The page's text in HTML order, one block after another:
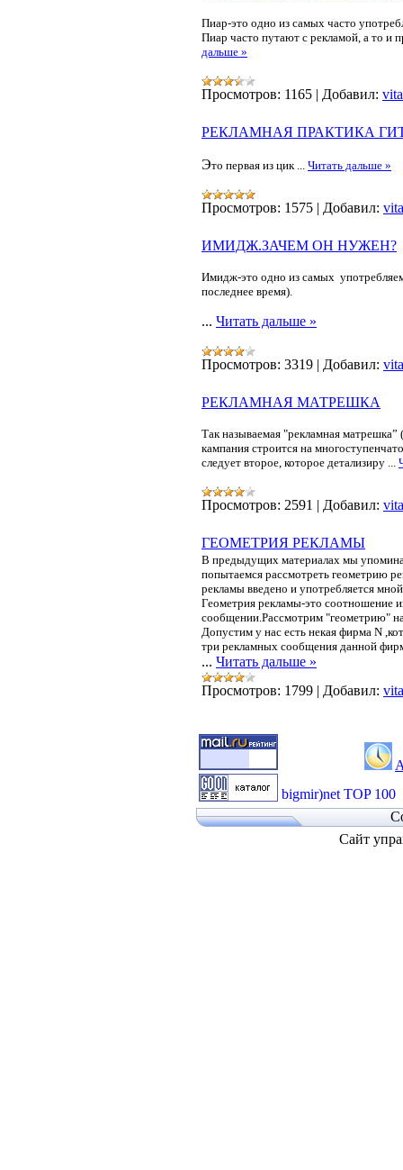
Пиар-это одно из самых часто
Пиар часто путают с рекламой, а то
дальше »
Просмотров: 1165 | Добавил:
РЕКЛАМНАЯ ПРАКТИКА
Это первая из цик ... Читать дальше »
Просмотров: 1575 | Добавил:
ИМИДЖ.ЗАЧЕМ ОН НУЖЕН?
Имидж-это одно из самых
последнее время).
... Читать дальше »
Просмотров: 3319 | Добавил:
РЕКЛАМНАЯ МАТРЕШКА
Так называемая "рекламная матрешка”
кампания строится на
следует второе, которое детализиру ...
Просмотров: 2591 | Добавил:
ГЕОМЕТРИЯ РЕКЛАМЫ
В предыдущих материалах мы
попытаемся рассмотреть геометрию
рекламы введено и употребляется
Геометрия рекламы-это соотношение
сообщении.Рассмотрим "геометрию"
Допустим у нас есть некая фирма N
три рекламных сообщения данной
... Читать дальше »
Просмотров: 1799 | Добавил:
Сайт